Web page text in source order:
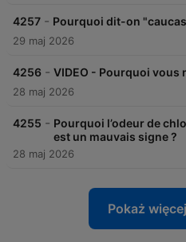
4257 - Pourquoi dit-on
29 maj 2026
4256 - VIDEO - Pourquoi vous
28 maj 2026
4255 - Pourquoi l’odeur de
est un mauvais signe ?
28 maj 2026
Pokaż